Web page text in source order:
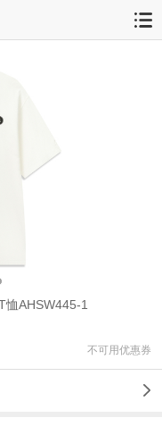
恤AHSW445-1
不可用优惠券